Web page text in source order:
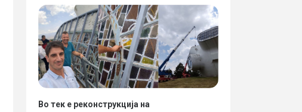
Во тек е реконструкција на